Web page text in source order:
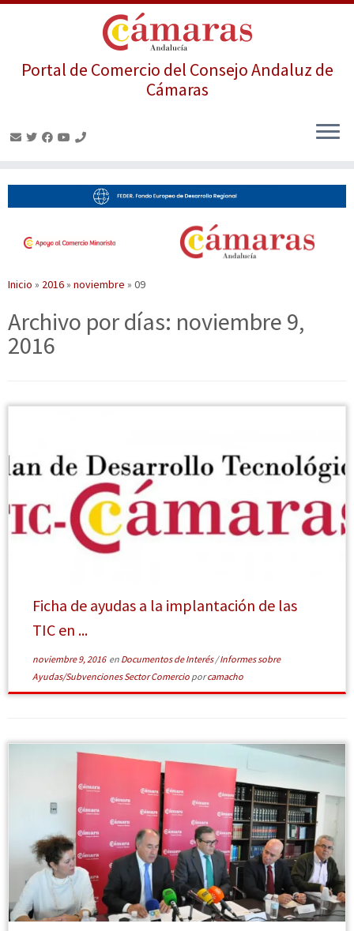
contenido
Portal de Comercio del Consejo Andaluz de
Cámaras
Inicio » 2016» noviembre » 09
Archivo por días: noviembre 9,
2016
Ficha de ayudas a la implantación de las
TIC en ...
noviembre 9, 2016en Documentos de Interés/Informes sobre
Ayudas/Subvenciones Sector Comercio porcamacho
[Leer
más]